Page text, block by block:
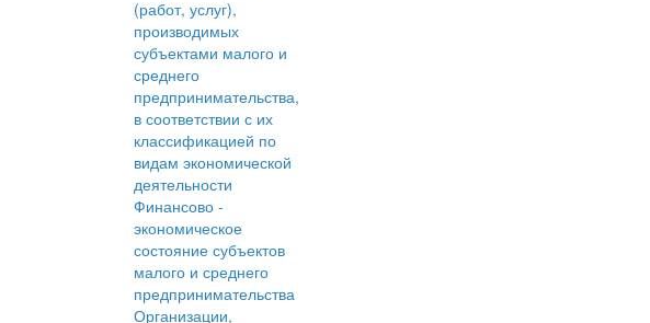
(работ, услуг),
производимых
субъектами малого и
среднего
предпринимательства,
в соответствии с их
классификацией по
видам экономической
деятельности
Финансово -
экономическое
состояние субъектов
малого и среднего
предпринимательства
Организации,